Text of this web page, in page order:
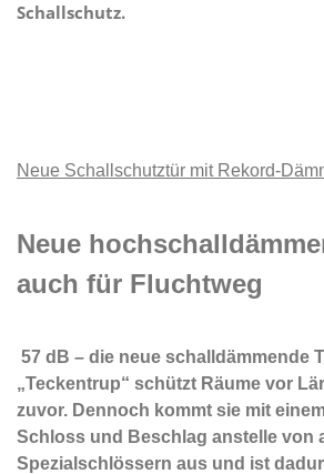
Schallschutz.
Neue Schallschutztür mit Rekord-
Neue
auch für Fluchtweg
57 dB – die neue schalldämmende
„Teckentrup“ schützt Räume vor
zuvor. Dennoch kommt sie mit
Schloss und Beschlag anstelle von
Spezialschlössern aus und ist